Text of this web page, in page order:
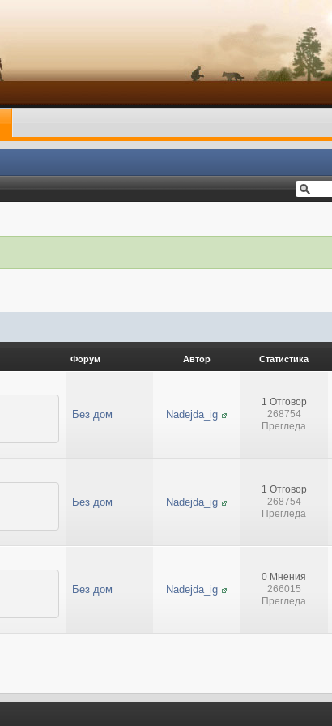
Форум Автор Статистика
Без дом Nadejda_ig
1 Отговор
268754
Прегледа
Без дом Nadejda_ig
1 Отговор
268754
Прегледа
Без дом Nadejda_ig
0 Мнения
266015
Прегледа